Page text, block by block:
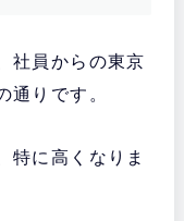
社員からの東京
通りです。
特に高くなりま